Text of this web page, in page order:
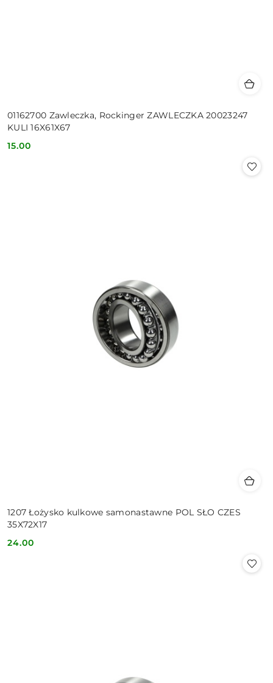
01162700 Zawleczka, Rockinger ZAWLECZKA 20023247
KULI 16X61X67
Cena:
15.00
1207 Łożysko kulkowe samonastawne POL SŁO CZES
35X72X17
Cena:
24.00